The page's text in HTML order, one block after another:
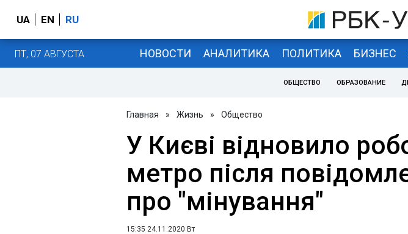
UA EN RU
ПТ, 07 АВГУСТА НОВОСТИ АНАЛИТИКА ПОЛИТИКА БИЗНЕС
ОБЩЕСТВО ОБРАЗОВАНИЕ
Главная » Жизнь » Общество
У Києві відновило
метро після
про "мінування"
15:35 24.11.2020 Вт